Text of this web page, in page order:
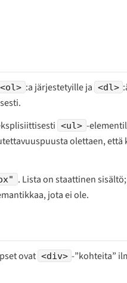
<ol> :a järjestetyille ja <dl>
<ul> -
olettaen,
. Lista on staattinen
jota ei ole.
ovat <div> -”kohteita”